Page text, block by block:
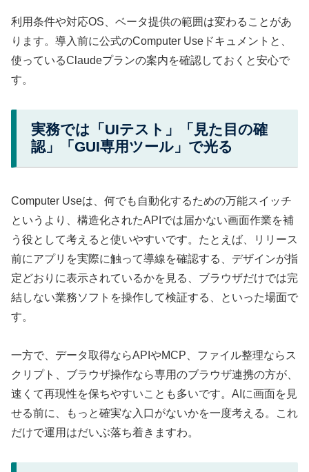
利用条件や対応OS、ベータ提供の範囲は変わることがあ
ります。導入前に公式のComputer Useドキュメントと、
使っているClaudeプランの案内を確認しておくと安心で
す。
実務では「UIテスト」「見た目の確
認」「GUI専用ツール」で光る
Computer Useは、何でも自動化するための万能スイッチ
というより、構造化されたAPIでは届かない画面作業を補
う役として考えると使いやすいです。たとえば、リリース
前にアプリを実際に触って導線を確認する、デザインが指
定どおりに表示されているかを見る、ブラウザだけでは完
結しない業務ソフトを操作して検証する、といった場面で
す。
一方で、データ取得ならAPIやMCP、ファイル整理ならス
クリプト、ブラウザ操作なら専用のブラウザ連携の方が、
速くて再現性を保ちやすいことも多いです。AIに画面を見
せる前に、もっと確実な入口がないかを一度考える。これ
だけで運用はだいぶ落ち着きますわ。